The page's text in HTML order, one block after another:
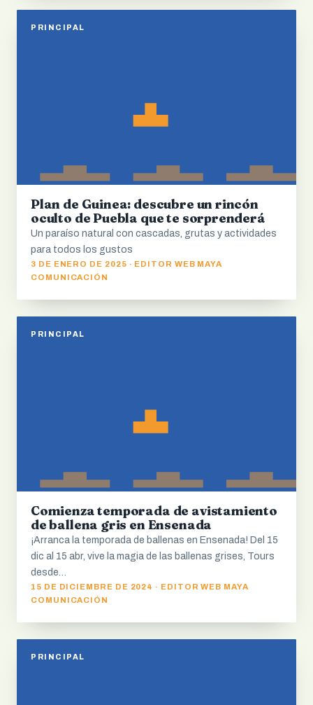
PRINCIPAL
Plan de Guinea: descubre un rincón
oculto de Puebla que te sorprenderá
Un paraíso natural con cascadas, grutas y actividades
para todos los gustos
3 DE ENERO DE 2025 · EDITOR WEB MAYA
COMUNICACIÓN
PRINCIPAL
Comienza temporada de avistamiento
de ballena gris en Ensenada
¡Arranca la temporada de ballenas en Ensenada! Del 15
dic al 15 abr, vive la magia de las ballenas grises, Tours
desde…
15 DE DICIEMBRE DE 2024 · EDITOR WEB MAYA
COMUNICACIÓN
PRINCIPAL